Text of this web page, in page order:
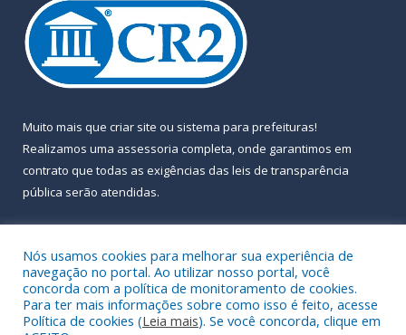
Muito mais que criar site ou sistema para prefeituras!
Realizamos uma assessoria completa, onde garantimos em
contrato que todas as exigências das leis de transparência
pública serão atendidas.
Todos os direitos reservados a Prefeitura Municipal de Almeirim.
Nós usamos cookies para melhorar sua experiência de
navegação no portal. Ao utilizar nosso portal, você
concorda com a política de monitoramento de cookies.
Para ter mais informações sobre como isso é feito, acesse
Política de cookies (Leia mais). Se você concorda, clique em